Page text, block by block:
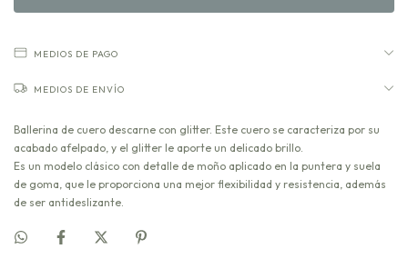
MEDIOS DE PAGO
MEDIOS DE ENVÍO
Ballerina de cuero descarne con glitter. Este cuero se caracteriza por su
acabado afelpado, y el glitter le aporte un delicado brillo.
Es un modelo clásico con detalle de moño aplicado en la puntera y suela
de goma, que le proporciona una mejor flexibilidad y resistencia, además
de ser antideslizante.